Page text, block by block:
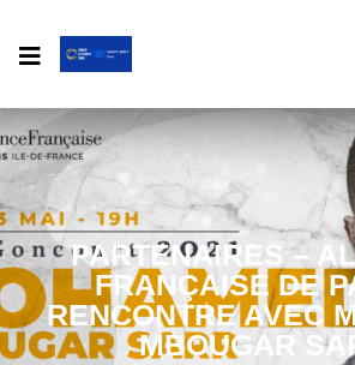
PARTENAIRES –
FRANÇAISE DE
RENCONTRE AVEC
MBOUGAR